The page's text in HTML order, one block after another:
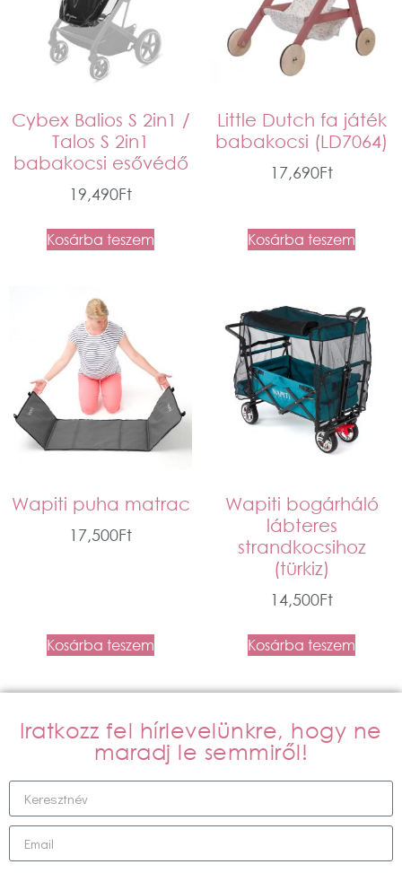
Cybex Balios S 2in1 /
Talos S 2in1
babakocsi esővédő
19,490Ft
Kosárba teszem
Little Dutch fa játék
babakocsi (LD7064)
17,690Ft
Kosárba teszem
Wapiti puha matrac
17,500Ft
Kosárba teszem
Wapiti bogárháló
lábteres
strandkocsihoz
(türkiz)
14,500Ft
Kosárba teszem
Iratkozz fel hírlevelünkre, hogy ne
maradj le semmiről!